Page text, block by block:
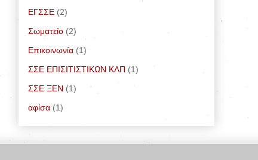
ΕΓΣΣΕ (2)
Σωματείο (2)
Επικοινωνία (1)
ΣΣΕ ΕΠΙΣΙΤΙΣΤΙΚΩΝ ΚΛΠ (1)
ΣΣΕ ΞΕΝ (1)
αφίσα (1)